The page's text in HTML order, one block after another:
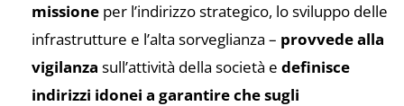
missione per l’indirizzo strategico, lo sviluppo delle
infrastrutture e l’alta sorveglianza – provvede alla
vigilanza sull’attività della società e definisce
indirizzi idonei a garantire che sugli